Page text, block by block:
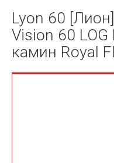
Lyon 60
Vision 60
камин Royal